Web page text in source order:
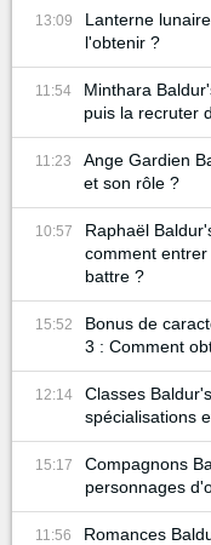
13:09
Lanterne
l'obtenir ?
11:54
Minthara
puis la recruter
11:23
Ange Gardien
et son rôle ?
10:57
Raphaël
comment
battre ?
15:52
Bonus de
3 : Comment
12:14
Classes
spécialisations
15:17
Compagnons
personnages
11:56
Romances